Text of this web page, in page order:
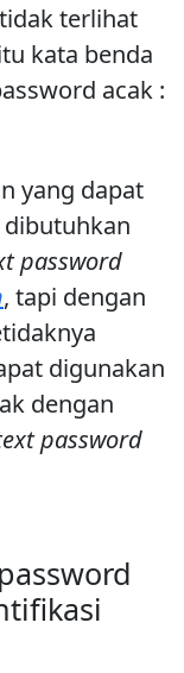
terlihat
kata benda
acak :
yang dapat
password
, tapi dengan
digunakan
dengan
password